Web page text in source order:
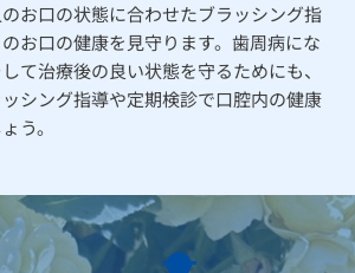
お口の状態に合わせたブラッシング指
お口の健康を見守ります。歯周病にな
て治療後の良い状態を守るためにも、
シング指導や定期検診で口腔内の健康
う。